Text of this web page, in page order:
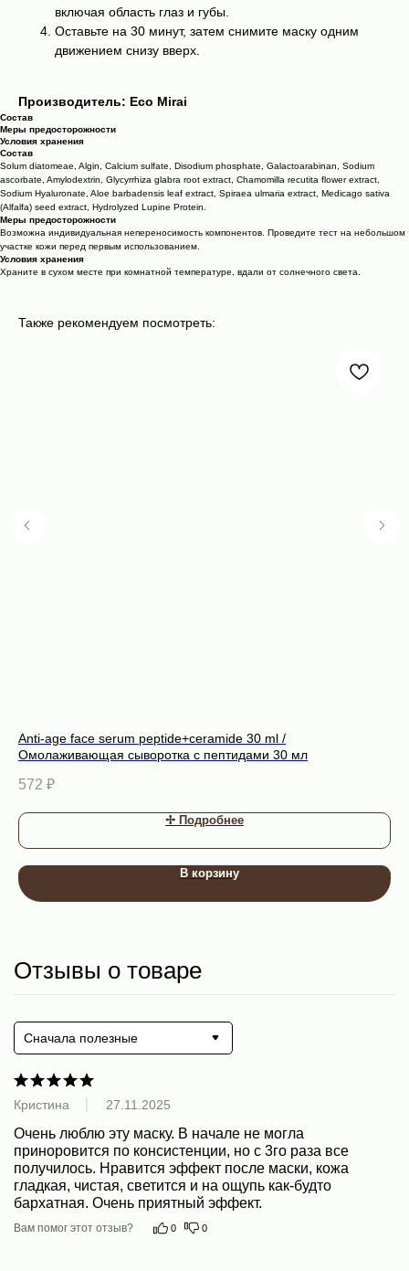
включая область глаз и губы.
Оставьте на 30 минут, затем снимите маску одним
движением снизу вверх.
Производитель: Eco Mirai
Состав
Меры предосторожности
Условия хранения
Состав
Solum diatomeae, Algin, Calcium sulfate, Disodium phosphate, Galactoarabinan, Sodium
ascorbate, Amylodextrin, Glycyrrhiza glabra root extract, Chamomilla recutita flower extract,
Sodium Hyaluronate, Aloe barbadensis leaf extract, Spiraea ulmaria extract, Medicago sativa
(Alfalfa) seed extract, Hydrolyzed Lupine Protein.
Меры предосторожности
Возможна индивидуальная непереносимость компонентов. Проведите тест на небольшом
участке кожи перед первым использованием.
Условия хранения
Храните в сухом месте при комнатной температуре, вдали от солнечного света.
Также рекомендуем посмотреть:
Anti-age face serum peptide+ceramide 30 ml /
Омолаживающая сыворотка с пептидами 30 мл
572 ₽
✢ Подробнее
В корзину
Отзывы о товаре
Сначала полезные
Кристина 27.11.2025
Очень люблю эту маску. В начале не могла
приноровится по консистенции, но с 3го раза все
получилось. Нравится эффект после маски, кожа
гладкая, чистая, светится и на ощупь как-будто
бархатная. Очень приятный эффект.
Вам помог этот отзыв? 0 0
Клиентам
Пользовательское соглашение
Оферта
Для оптовых клиентов
FAQ
О компании
Ароматы для дома
Для детей 0+
Наборы
Подарочный сертификат
8 800 444 51 06